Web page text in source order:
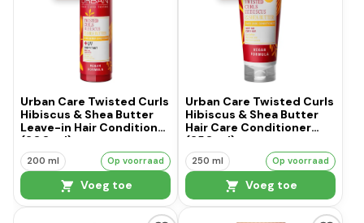
Urban Care Twisted Curls
Hibiscus & Shea Butter
Leave-in Hair Conditioner
(200 ml)
200 ml Op voorraad
Voeg toe
Urban Care Twisted Curls
Hibiscus & Shea Butter
Hair Care Conditioner
(250 ml)
250 ml Op voorraad
Voeg toe